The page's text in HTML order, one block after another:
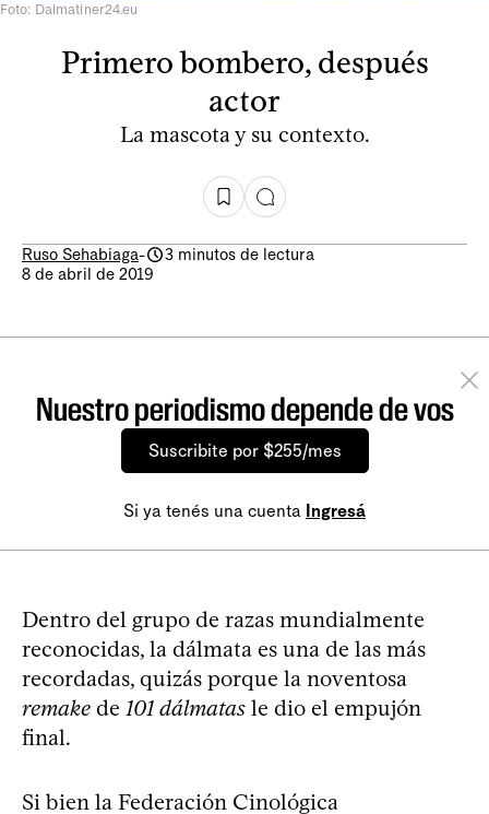
Foto: Dalmatiner24.eu
Primero bombero, después
actor
La mascota y su contexto.
Ruso Sehabiaga-
3 minutos de lectura
8 de abril de 2019
Nuestro periodismo depende de vos
Suscribite por $255/mes
Si ya tenés una cuenta Ingresá
Dentro del grupo de razas mundialmente
reconocidas, la dálmata es una de las más
recordadas, quizás porque la noventosa
remake de 101 dálmatas le dio el empujón
final.
Si bien la Federación Cinológica